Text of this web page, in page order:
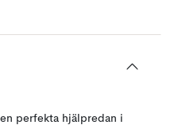
perfekta hjälpredan i